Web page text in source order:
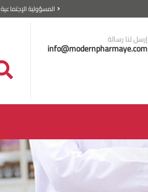
المسؤولية الإجتماعية
إرسل لنا رسالة
info@modernpharmaye.com